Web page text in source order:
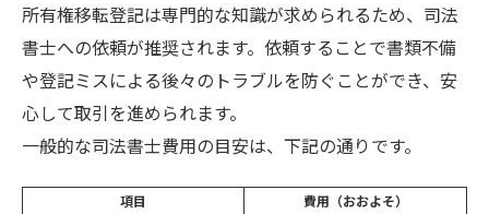
所有権移転登記は専門的な知識が求められるため、司法
書士への依頼が推奨されます。依頼することで書類不備
や登記ミスによる後々のトラブルを防ぐことができ、安
心して取引を進められます。
一般的な司法書士費用の目安は、下記の通りです。
項目
費用（おおよそ）